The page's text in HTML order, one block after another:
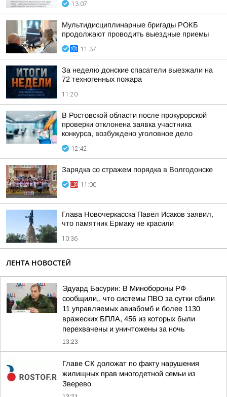
13:07
Мультидисциплинарные бригады РОКБ
продолжают проводить выездные приемы
11:37
За неделю донские спасатели выезжали на
72 техногенных пожара
11:20
В Ростовской области после прокурорской
проверки отклонена заявка участника
конкурса, возбуждено уголовное дело
12:42
Зарядка со стражем порядка в Волгодонске
11:00
Глава Новочеркасска Павел Исаков заявил,
что памятник Ермаку не красили
10:36
ЛЕНТА НОВОСТЕЙ
Эдуард Басурин: В Минобороны РФ
сообщили,. что системы ПВО за сутки сбили
11 управляемых авиабомб и более 1130
вражеских БПЛА, 456 из которых были
перехвачены и уничтожены за ночь
13:23
Главе СК доложат по факту нарушения
жилищных прав многодетной семьи из
Зверево